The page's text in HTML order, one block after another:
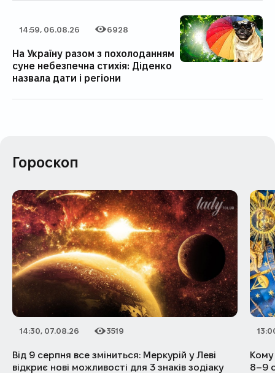
Дата публікації
14:59, 06.08.26
Категорія
Кількість переглядів
6928
На Україну разом з похолоданням
суне небезпечна стихія: Діденко
назвала дати і регіони
Гороскоп
Дата публікації
14:30, 07.08.26
Категорія
Кількість переглядів
3519
Від 9 серпня все зміниться: Меркурій у Леві
відкриє нові можливості для 3 знаків зодіаку
Дата
Кому
8–9